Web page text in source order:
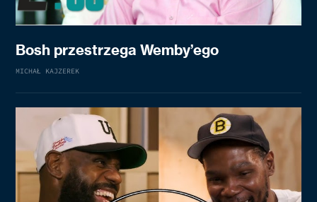
Bosh przestrzega Wemby’ego
MICHAŁ KAJZEREK